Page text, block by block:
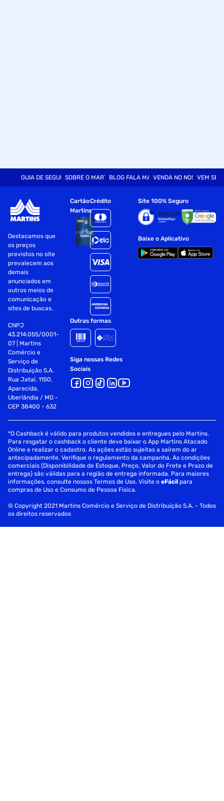
GUIA DE SEGURANÇASOBRE O MARTINSBLOG FALA MARTVENDA NO NOSSO SITE
VEM SER
Destacamos que
os preços
previstos no site
prevalecem aos
demais
anunciados em
outros meios de
comunicação e
sites de buscas.
CNPJ
43.214.055/0001-
07 | Martins
Comércio e
Serviço de
Distribuição S.A.
Rua Jataí, 1150,
Aparecida,
Uberlândia / MG -
CEP 38400 - 632
Cartão
Martins
Crédito
Outras formas
Siga nossas Redes
Sociais
Site 100% Seguro
Baixe o Aplicativo
*O Cashback é válido para produtos vendidos e entregues pelo Martins.
Para resgatar o cashback o cliente deve baixar o App Martins Atacado
Online e realizar o cadastro. As ações estão sujeitas a saírem do ar
antecipadamente. Verifique o regulamento da campanha. As condições
comerciais (Disponibilidade de Estoque, Preço, Valor do Frete e Prazo de
entrega) são válidas para a região de entrega informada. Para maiores
informações, consulte nossos Termos de Uso. Visite oeFácil para
compras de Uso e Consumo de Pessoa Física.
© Copyright 2021 Martins Comércio e Serviço de Distribuição S.A. - Todos
os direitos reservados